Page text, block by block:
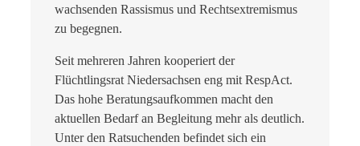
wachsenden Rassismus und Rechtsextremismus
zu begegnen.
Seit mehreren Jahren kooperiert der
Flüchtlingsrat Niedersachsen eng mit RespAct.
Das hohe Beratungsaufkommen macht den
aktuellen Bedarf an Begleitung mehr als deutlich.
Unter den Ratsuchenden befindet sich ein